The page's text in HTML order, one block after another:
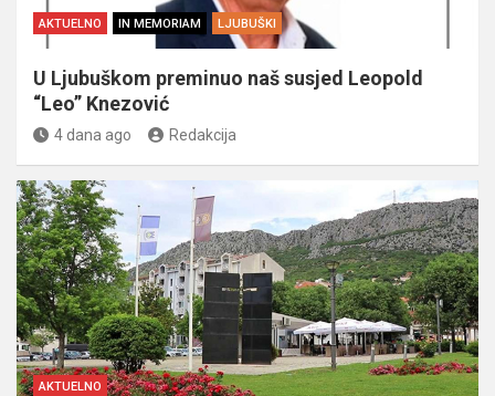
AKTUELNO IN MEMORIAM LJUBUŠKI
U Ljubuškom preminuo naš susjed Leopold
“Leo” Knezović
4 dana ago Redakcija
AKTUELNO